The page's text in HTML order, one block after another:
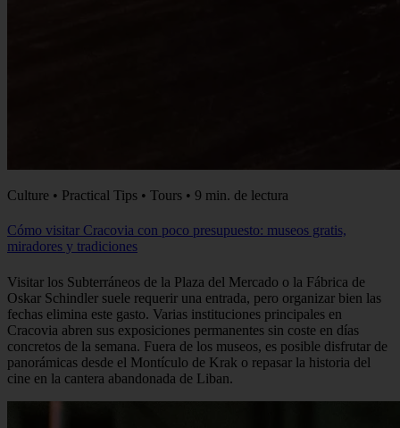
Culture • Practical Tips • Tours • 9 min. de lectura
Cómo visitar Cracovia con poco presupuesto: museos gratis,
miradores y tradiciones
Visitar los Subterráneos de la Plaza del Mercado o la Fábrica de
Oskar Schindler suele requerir una entrada, pero organizar bien las
fechas elimina este gasto. Varias instituciones principales en
Cracovia abren sus exposiciones permanentes sin coste en días
concretos de la semana. Fuera de los museos, es posible disfrutar de
panorámicas desde el Montículo de Krak o repasar la historia del
cine en la cantera abandonada de Liban.